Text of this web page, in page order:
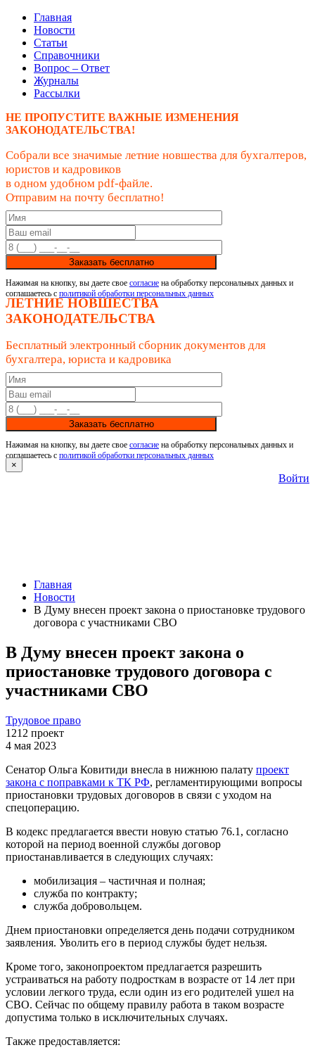
Главная
Новости
Статьи
Справочники
Вопрос – Ответ
Журналы
Рассылки
НЕ ПРОПУСТИТЕ ВАЖНЫЕ ИЗМЕНЕНИЯ
ЗАКОНОДАТЕЛЬСТВА!
Собрали все значимые летние новшества для бухгалтеров,
юристов и кадровиков
в одном удобном pdf-файле.
Отправим на почту бесплатно!
Заказать бесплатно
Нажимая на кнопку, вы даете свое согласие на обработку персональных данных и
соглашаетесь с политикой обработки персональных данных
ЛЕТНИЕ НОВШЕСТВА
ЗАКОНОДАТЕЛЬСТВА
Бесплатный электронный сборник документов для
бухгалтера, юриста и кадровика
Заказать бесплатно
Нажимая на кнопку, вы даете свое согласие на обработку персональных данных и
соглашаетесь с политикой обработки персональных данных
×
Войти
Главная
Новости
В Думу внесен проект закона о приостановке трудового
договора с участниками СВО
В Думу внесен проект закона о
приостановке трудового договора с
участниками СВО
Трудовое право
1212 проект
4 мая 2023
Сенатор Ольга Ковитиди внесла в нижнюю палату проект
закона с поправками к ТК РФ, регламентирующими вопросы
приостановки трудовых договоров в связи с уходом на
спецоперацию.
В кодекс предлагается ввести новую статью 76.1, согласно
которой на период военной службы договор
приостанавливается в следующих случаях:
мобилизация – частичная и полная;
служба по контракту;
служба добровольцем.
Днем приостановки определяется день подачи сотрудником
заявления. Уволить его в период службы будет нельзя.
Кроме того, законопроектом предлагается разрешить
устраиваться на работу подросткам в возрасте от 14 лет при
условии легкого труда, если один из его родителей ушел на
СВО. Сейчас по общему правилу работа в таком возрасте
допустима только в исключительных случаях.
Также предоставляется: